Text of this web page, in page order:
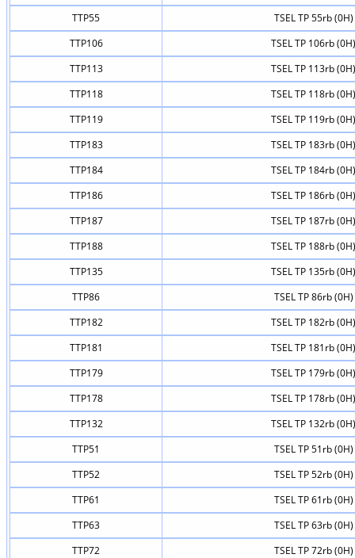
TTP55
TSEL TP 55rb (0H)
TTP106
TSEL TP 106rb (0H)
TTP113
TSEL TP 113rb (0H)
TTP118
TSEL TP 118rb (0H)
TTP119
TSEL TP 119rb (0H)
TTP183
TSEL TP 183rb (0H)
TTP184
TSEL TP 184rb (0H)
TTP186
TSEL TP 186rb (0H)
TTP187
TSEL TP 187rb (0H)
TTP188
TSEL TP 188rb (0H)
TTP135
TSEL TP 135rb (0H)
TTP86
TSEL TP 86rb (0H)
TTP182
TSEL TP 182rb (0H)
TTP181
TSEL TP 181rb (0H)
TTP179
TSEL TP 179rb (0H)
TTP178
TSEL TP 178rb (0H)
TTP132
TSEL TP 132rb (0H)
TTP51
TSEL TP 51rb (0H)
TTP52
TSEL TP 52rb (0H)
TTP61
TSEL TP 61rb (0H)
TTP63
TSEL TP 63rb (0H)
TTP72
TSEL TP 72rb (0H)